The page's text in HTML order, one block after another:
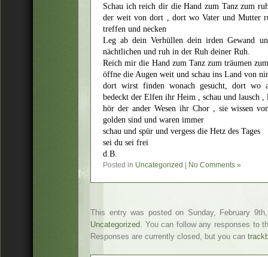
Schau ich reich dir die Hand zum Tanz zum
der weit von dort , dort wo Vater und Mutter
treffen und necken
Leg ab dein Verhüllen dein irden Gewand
nächtlichen und ruh in der Ruh deiner Ruh.
Reich mir die Hand zum Tanz zum träumen
öffne die Augen weit und schau ins Land von
dort wirst finden wonach gesucht, dort wo
bedeckt der Elfen ihr Heim , schau und lausch ,
hör der ander Wesen ihr Chor , sie wissen
golden sind und waren immer
schau und spür und vergess die Hetz des Tages
sei du sei frei
d.B.
Posted in Uncategorized No Comments »
This entry was posted on Sunday, February
Uncategorized. You can follow any responses to
Responses are currently closed, but you can